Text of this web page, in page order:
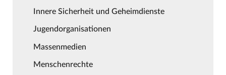
Innere Sicherheit und Geheimdienste
Jugendorganisationen
Massenmedien
Menschenrechte